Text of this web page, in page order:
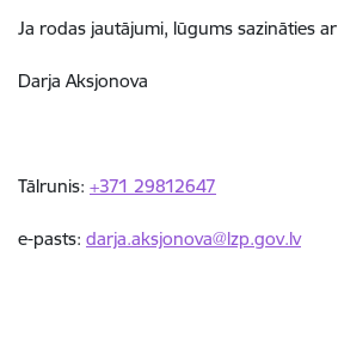
Ja rodas jautājumi, lūgums sazināties ar
Darja Aksjonova
Tālrunis: +371 29812647
e-pasts: darja.aksjonova@lzp.gov.lv